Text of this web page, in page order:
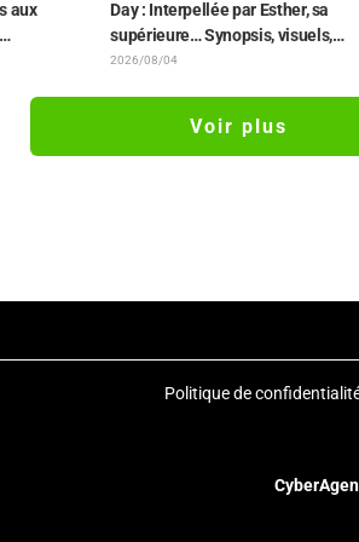
aux
sur
Day : Interpellée par Esther, sa
supérieure… Synopsis, visuels,
bande-annonce WEB et affiches
2026/08/04
Voir plus
Politique de